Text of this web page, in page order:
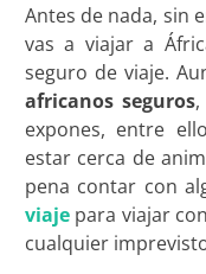
Antes de nada, sin
vas a viajar a
seguro de viaje.
africanos seguros,
expones, entre
estar cerca de
pena contar con
viajepara viajar
cualquier